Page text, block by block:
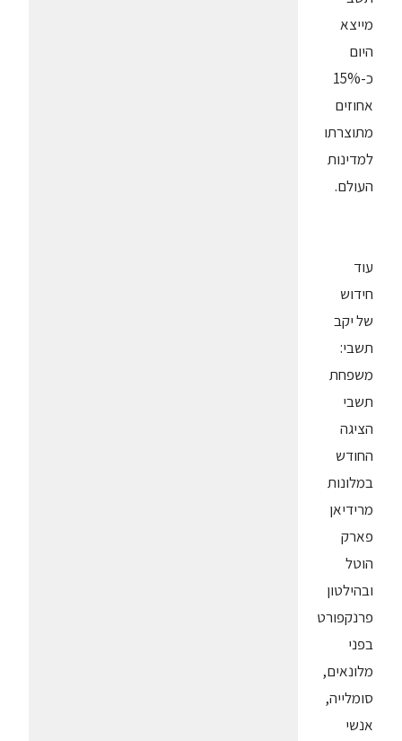
מייצא
היום
כ-15%
אחוזים
מתוצרתו
למדינות
העולם.
עוד
חידוש
של יקב
תשבי:
משפחת
תשבי
הציגה
החודש
במלונות
מרידיאן
פארק
הוטל
ובהילטון
פרנקפורט
בפני
מלונאים,
סומלייה,
אנשי